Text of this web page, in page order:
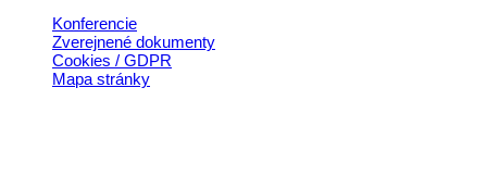
Konferencie
Zverejnené dokumenty
Cookies / GDPR
Mapa stránky